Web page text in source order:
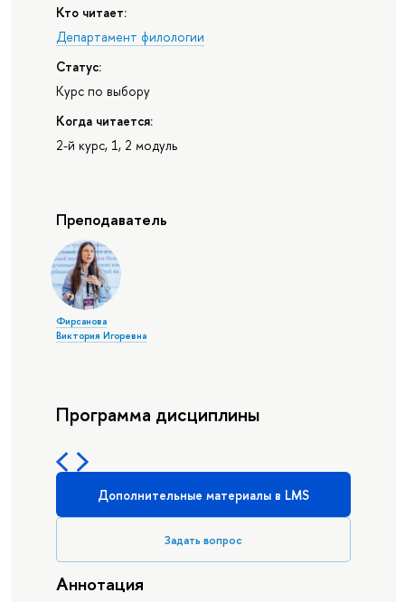
Кто читает:
Департамент филологии
Статус:
Курс по выбору
Когда читается:
2-й курс, 1, 2 модуль
Преподаватель
Фирсанова
Виктория Игоревна
Программа дисциплины
Дополнительные материалы в LMS
Задать вопрос
Аннотация